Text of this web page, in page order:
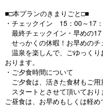
■□本プランのきまりごと□■
・チェックイン 15：00～17
最終チェックイン・早めの17
せっかくの休暇！お早めのチ
温泉を楽しんで、ごゆっくり
おります。
・ご夕食時間について
ご夕食は、活きた食材もご
スタートとさせて頂いており
ご昼食は、お早めもしくは軽め